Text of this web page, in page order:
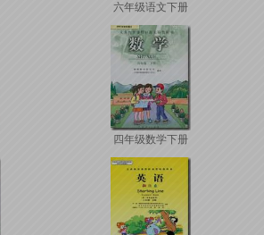
六年级语文下册
四年级数学下册